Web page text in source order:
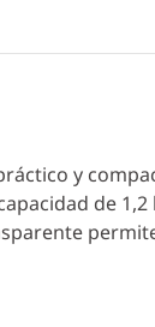
y
de